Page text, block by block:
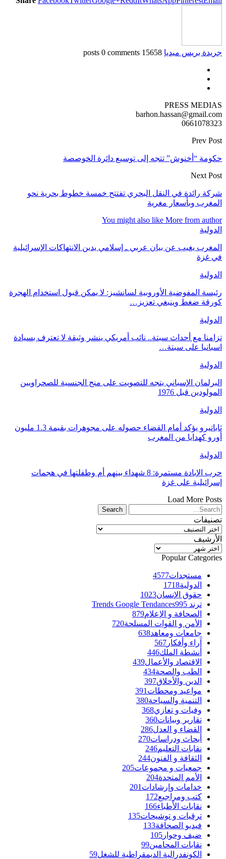
جريدة بريس ميديا 15658 posts
0 comments
PRESS MEDIAS
barhon.hassan@gmail.com
0661078323
Prev Post
حكومة “أخنوش” تتجه إلى توسيع دائرة الخوصصة
Next Post
شركة رائدة في النقل البحري تفتتح خمسة خطوط بحرية نحو
المغرب وبأسعار مغرية
You might also like More from author
الدولية
المغرب يغيب عن بيان عربي ـ إسلامي يدين الانتهاكات الإسرائيلية
في غزة
الدولية
رئيسة المفوضية الأوروبية لسانشيز: لا يمكن قبول استخدام الهجرة
كورقة ضغط وينبغي تعزيز…
الدولية
تزامنا مع أحداث سبتة.. نائب أمريكي ينشر وثيقة لا تعترف بسيادة
اسبانيا على سبتة…
الدولية
البرلمان الإسباني يتجه للتصويت على منح الجنسية للصحراويين
المولودين قبل 1976
الدولية
ثاباتيرو يؤكد أمام القضاء حصوله على مجوهرات بقيمة 1.3 مليون
أورو كهدايا من المغرب
الدولية
حرب الإبادة مستمرة: 8 شهداء بينهم أم وطفلتها في هجمات
إسرائيلية على غزة
Load More Posts
تصنيفات
تصنيفات
الأرشيف
الأرشيف
Popular Categories
مستجدات4577
الدولية1718
حقوق الإنسان1023
ترند Trends Google Tendances 995
الصحافة و الإعلام879
الأمن و القوات المسلحة720
جامعات ومعاهد638
آراء وأفكار 567
أنشطة الملك446
الاقتصاد والأعمال439
الطب والصحة434
الدين والأخلاق397
مواعيد ومحطات 391
التنمية والسياحة380
وفيات و تعازي368
تقارير وبيانات360
القضاء و العدل286
أبحاث ودراسات270
نقابات التعليم246
الثقافة و الفنون244
جمعيات و مجموعات205
الأمم المتحدة204
خدامات وإرشادات 201
كتب ومراجيع172
نقابات الأطباء166
ترقيات و توشيحات135
فيديو الصحافة133
ضيف وحوار 105
نقابات المحامين99
الكونفدرالية الديمقراطية للشغل59